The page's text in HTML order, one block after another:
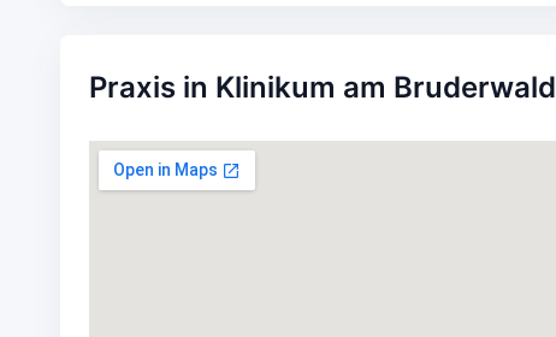
Praxis in Klinikum am Bruderwald